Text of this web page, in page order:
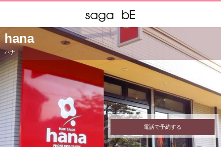
hana
ハナ
電話で予約する